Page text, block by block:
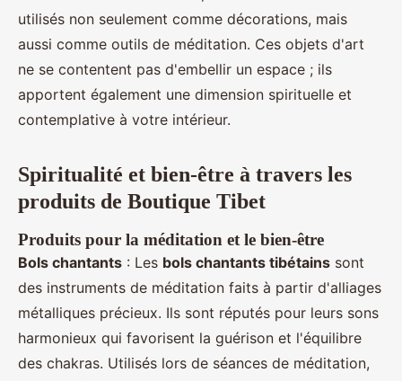
utilisés non seulement comme décorations, mais
aussi comme outils de méditation. Ces objets d'art
ne se contentent pas d'embellir un espace ; ils
apportent également une dimension spirituelle et
contemplative à votre intérieur.
Spiritualité et bien-être à travers les
produits de Boutique Tibet
Produits pour la méditation et le bien-être
Bols chantants : Les bols chantants tibétains sont
des instruments de méditation faits à partir d'alliages
métalliques précieux. Ils sont réputés pour leurs sons
harmonieux qui favorisent la guérison et l'équilibre
des chakras. Utilisés lors de séances de méditation,